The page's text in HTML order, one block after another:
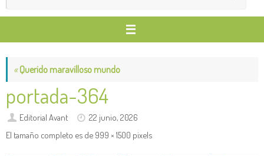
«Querido maravilloso mundo
portada-364
Editorial Avant
22 junio, 2026
El tamaño completo es de 999 × 1500 pixels